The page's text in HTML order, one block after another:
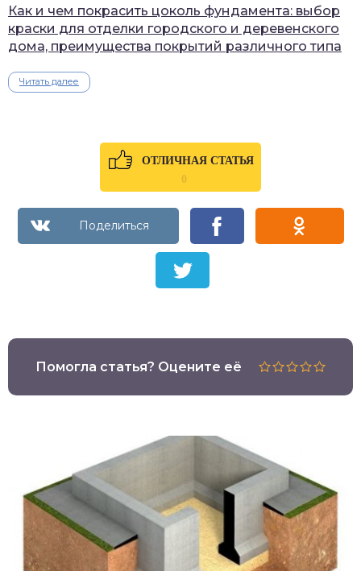
Как и чем покрасить цоколь фундамента: выбор
краски для отделки городского и деревенского
дома, преимущества покрытий различного типа
Читать далее
ОТЛИЧНАЯ СТАТЬЯ
0
Помогла статья? Оцените её